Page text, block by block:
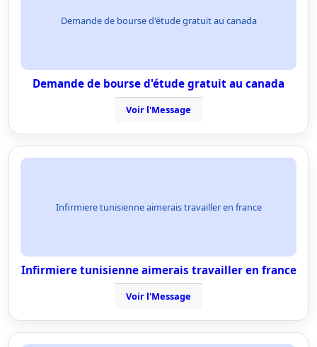
Demande de bourse d'étude gratuit au canada
Demande de bourse d'étude gratuit au canada
Voir l'Message
Infirmiere tunisienne aimerais travailler en france
Infirmiere tunisienne aimerais travailler en france
Voir l'Message